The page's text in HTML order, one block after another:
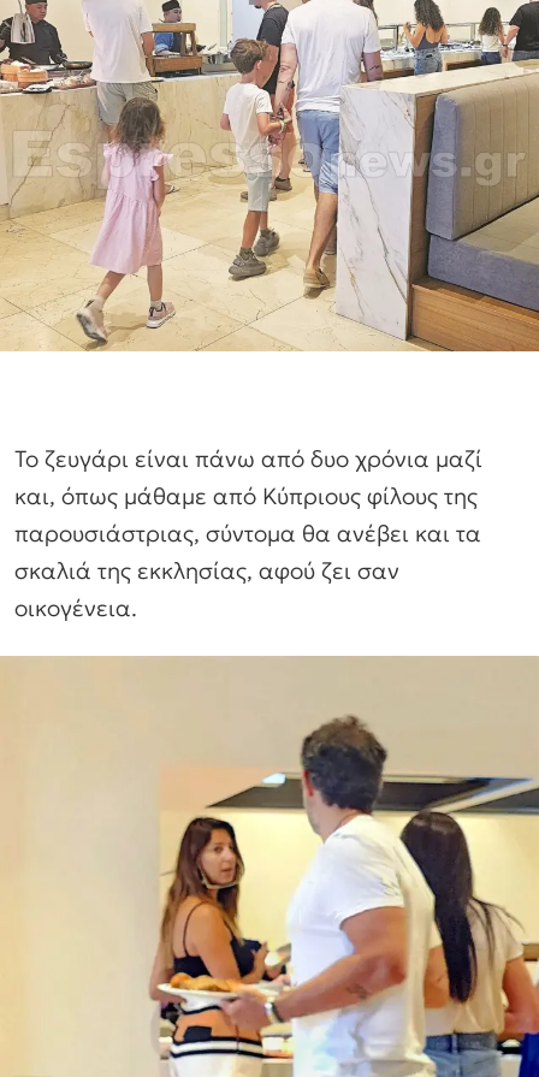
Το ζευγάρι είναι πάνω από δυο χρόνια μαζί
και, όπως μάθαμε από Κύπριους φίλους της
παρουσιάστριας, σύντομα θα ανέβει και τα
σκαλιά της εκκλησίας, αφού ζει σαν
οικογένεια.